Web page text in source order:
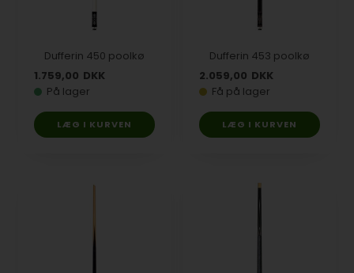
Dufferin 450 poolkø
1.759,00 DKK
På lager
Dufferin 453 poolkø
2.059,00 DKK
Få på lager